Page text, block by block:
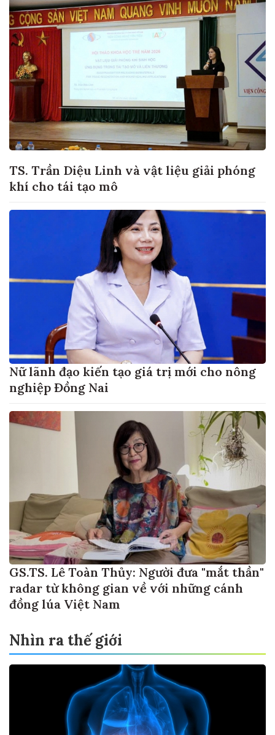
TS. Trần Diệu Linh và vật liệu giải phóng
khí cho tái tạo mô
Nữ lãnh đạo kiến tạo giá trị mới cho nông
nghiệp Đồng Nai
GS.TS. Lê Toàn Thủy: Người đưa "mắt thần"
radar từ không gian về với những cánh
đồng lúa Việt Nam
Nhìn ra thế giới